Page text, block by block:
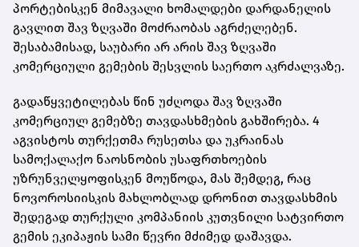
პორტებისკენ მიმავალი ხომალდები დარდანელის
გავლით შავ ზღვაში მოძრაობას აგრძელებენ.
შესაბამისად, საუბარი არ არის შავ ზღვაში
კომერციული გემების შესვლის საერთო აკრძალვაზე.
გადაწყვეტილებას წინ უძღოდა შავ ზღვაში
კომერციულ გემებზე თავდასხმების გახშირება. 4
აგვისტოს თურქეთმა რუსეთსა და უკრაინას
სამოქალაქო ნაოსნობის უსაფრთხოების
უზრუნველყოფისკენ მოუწოდა, მას შემდეგ, რაც
ნოვოროსიისკის მახლობლად დრონით თავდასხმის
შედეგად თურქული კომპანიის კუთვნილი სატვირთო
გემის ეკიპაჟის სამი წევრი მძიმედ დაშავდა.